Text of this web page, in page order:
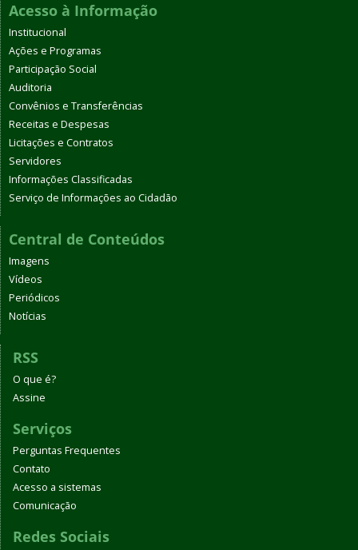
Acesso à Informação
Institucional
Ações e Programas
Participação Social
Auditoria
Convênios e Transferências
Receitas e Despesas
Licitações e Contratos
Servidores
Informações Classificadas
Serviço de Informações ao Cidadão
Central de Conteúdos
Imagens
Vídeos
Periódicos
Notícias
RSS
O que é?
Assine
Serviços
Perguntas Frequentes
Contato
Acesso a sistemas
Comunicação
Redes Sociais